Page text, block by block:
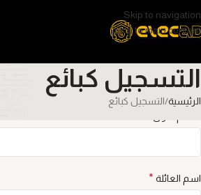
Skip to navigation
Skip to main content
التسجيل كبائع
الرئيسية التسجيل كبائع
اسم العائلة *